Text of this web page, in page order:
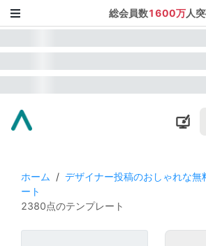
総会員数1600万人突
ホーム / デザイナー投稿のおしゃれな無
ート
2380点のテンプレート